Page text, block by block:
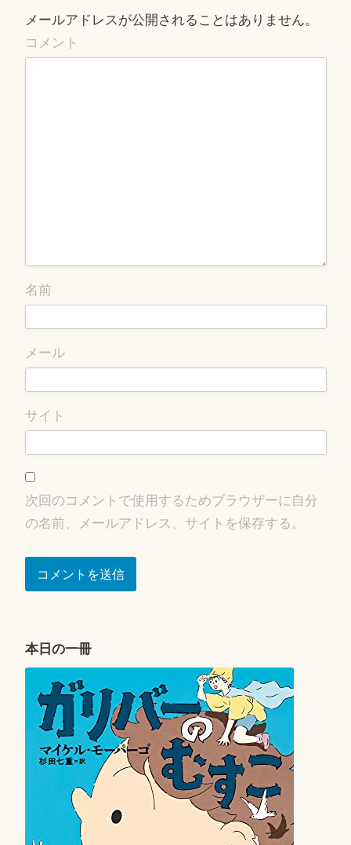
シ
ョ
ン
メールアドレスが公開されることはありません。
コメント
名前
メール
サイト
次回のコメントで使用するためブラウザーに自分
の名前、メールアドレス、サイトを保存する。
本日の一冊